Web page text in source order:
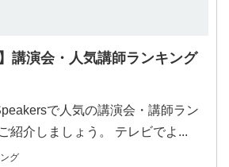
講演会・人気講師ランキング
で人気の講演会・講師ラン
紹介しましょう。 テレビでよ...
グ